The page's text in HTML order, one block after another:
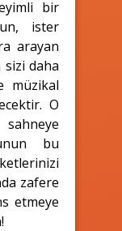
bir
ister
arayan
daha
müzikal
O
bu
zafere
etmeye